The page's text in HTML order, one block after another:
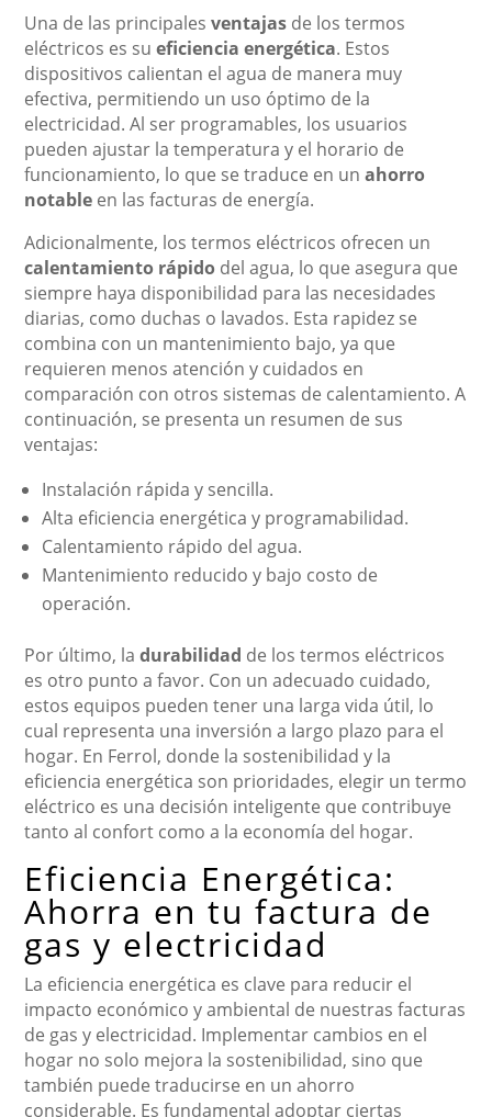
Una de las principalesventajas de los termos
eléctricos es sueficiencia energética. Estos
dispositivos calientan el agua de manera muy
efectiva, permitiendo un uso óptimo de la
electricidad. Al ser programables, los usuarios
pueden ajustar la temperatura y el horario de
funcionamiento, lo que se traduce en unahorro
notable en las facturas de energía.
Adicionalmente, los termos eléctricos ofrecen un
calentamiento rápido del agua, lo que asegura que
siempre haya disponibilidad para las necesidades
diarias, como duchas o lavados. Esta rapidez se
combina con un mantenimiento bajo, ya que
requieren menos atención y cuidados en
comparación con otros sistemas de calentamiento. A
continuación, se presenta un resumen de sus
ventajas:
Instalación rápida y sencilla.
Alta eficiencia energética y programabilidad.
Calentamiento rápido del agua.
Mantenimiento reducido y bajo costo de
operación.
Por último, ladurabilidad de los termos eléctricos
es otro punto a favor. Con un adecuado cuidado,
estos equipos pueden tener una larga vida útil, lo
cual representa una inversión a largo plazo para el
hogar. En Ferrol, donde la sostenibilidad y la
eficiencia energética son prioridades, elegir un termo
eléctrico es una decisión inteligente que contribuye
tanto al confort como a la economía del hogar.
Eficiencia Energética:
Ahorra en tu factura de
gas y electricidad
La eficiencia energética es clave para reducir el
impacto económico y ambiental de nuestras facturas
de gas y electricidad. Implementar cambios en el
hogar no solo mejora la sostenibilidad, sino que
también puede traducirse en un ahorro
considerable. Es fundamental adoptar ciertas